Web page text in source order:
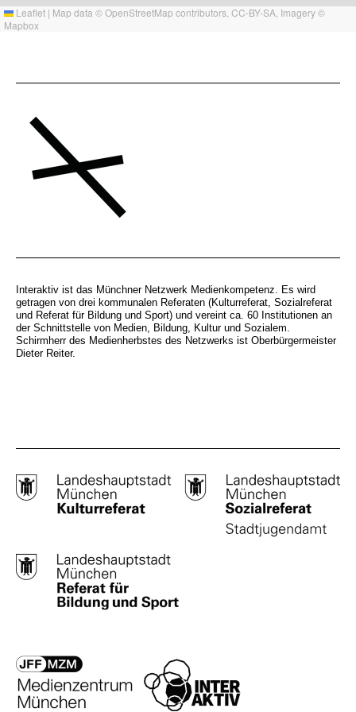
Leaflet | Map data ©OpenStreetMap contributors, CC-BY-SA , Imagery ©
Mapbox
Interaktiv ist das Münchner Netzwerk Medienkompetenz. Es wird
getragen von drei kommunalen Referaten (Kulturreferat, Sozialreferat
und Referat für Bildung und Sport) und vereint ca. 60 Institutionen an
der Schnittstelle von Medien, Bildung, Kultur und Sozialem.
Schirmherr des Medienherbstes des Netzwerks ist Oberbürgermeister
Dieter Reiter.